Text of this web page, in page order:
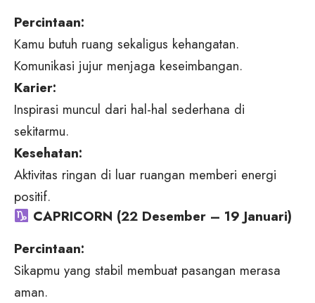
Percintaan:
Kamu butuh ruang sekaligus kehangatan.
Komunikasi jujur menjaga keseimbangan.
Karier:
Inspirasi muncul dari hal-hal sederhana di
sekitarmu.
Kesehatan:
Aktivitas ringan di luar ruangan memberi energi
positif.
CAPRICORN (22 Desember – 19 Januari)
Percintaan:
Sikapmu yang stabil membuat pasangan merasa
aman.